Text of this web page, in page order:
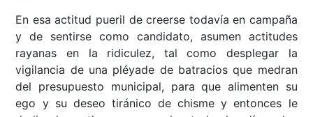
En esa actitud pueril de creerse todavía en campaña
y de sentirse como candidato, asumen actitudes
rayanas en la ridiculez, tal como desplegar la
vigilancia de una pléyade de batracios que medran
del presupuesto municipal, para que alimenten su
ego y su deseo tiránico de chisme y entonces le